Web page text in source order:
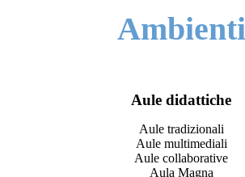
Ambienti
Aule didattiche
Aule tradizionali
Aule multimediali
Aule collaborative
Aula Magna